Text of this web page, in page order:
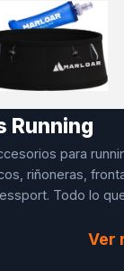
Running
para
riñoneras,
Todo lo
Ver